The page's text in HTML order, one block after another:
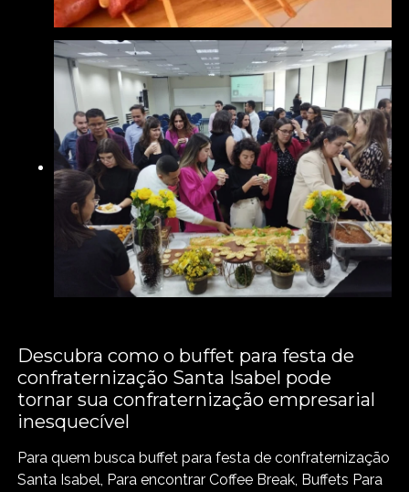
Descubra como o buffet para festa de
confraternização Santa Isabel pode
tornar sua confraternização empresarial
inesquecível
Para quem busca buffet para festa de confraternização
Santa Isabel, Para encontrar Coffee Break, Buffets Para